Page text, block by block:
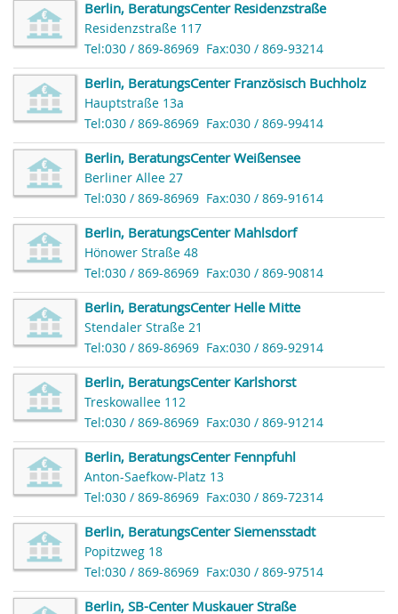
Berlin, BeratungsCenter Residenzstraße
Residenzstraße 117
Tel:030 / 869-86969 Fax:030 / 869-93214
Berlin, BeratungsCenter Französisch Buchholz
Hauptstraße 13a
Tel:030 / 869-86969 Fax:030 / 869-99414
Berlin, BeratungsCenter Weißensee
Berliner Allee 27
Tel:030 / 869-86969 Fax:030 / 869-91614
Berlin, BeratungsCenter Mahlsdorf
Hönower Straße 48
Tel:030 / 869-86969 Fax:030 / 869-90814
Berlin, BeratungsCenter Helle Mitte
Stendaler Straße 21
Tel:030 / 869-86969 Fax:030 / 869-92914
Berlin, BeratungsCenter Karlshorst
Treskowallee 112
Tel:030 / 869-86969 Fax:030 / 869-91214
Berlin, BeratungsCenter Fennpfuhl
Anton-Saefkow-Platz 13
Tel:030 / 869-86969 Fax:030 / 869-72314
Berlin, BeratungsCenter Siemensstadt
Popitzweg 18
Tel:030 / 869-86969 Fax:030 / 869-97514
Berlin, SB-Center Muskauer Straße